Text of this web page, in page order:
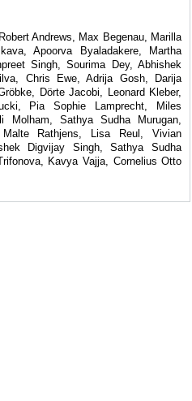
Andrews, Max Begenau, Marilla
Apoorva Byaladakere, Martha
Singh, Sourima Dey, Abhishek
Chris Ewe, Adrija Gosh, Darija
Dörte Jacobi, Leonard Kleber,
Pia Sophie Lamprecht, Miles
Molham, Sathya Sudha Murugan,
Rathjens, Lisa Reul, Vivian
Digvijay Singh, Sathya Sudha
Kavya Vajja, Cornelius Otto